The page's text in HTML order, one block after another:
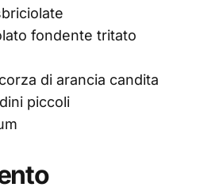
fondente tritato
di arancia candita
piccoli